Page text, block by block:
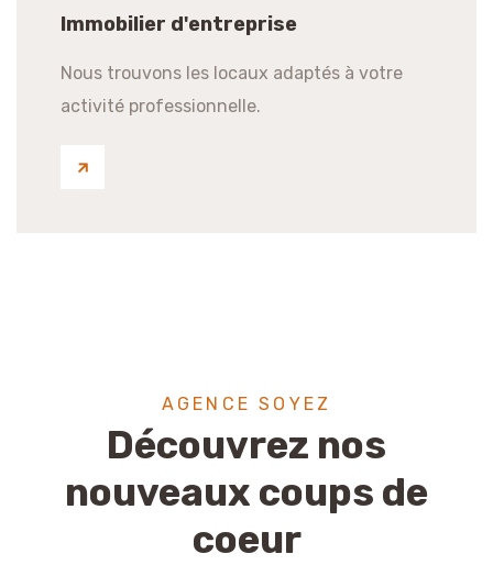
Immobilier d'entreprise
Nous trouvons les locaux adaptés à votre
activité professionnelle.
AGENCE SOYEZ
Découvrez nos
nouveaux coups de
coeur